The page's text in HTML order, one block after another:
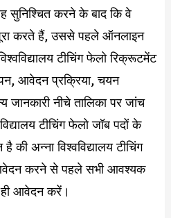
सुनिश्चित करने के बाद कि वे
करते हैं, उससे पहले ऑनलाइन
टीचिंग फेलो रिक्रूटमेंट
आवेदन प्रक्रिया, चयन
जानकारी नीचे तालिका पर जांच
टीचिंग फेलो जॉब पदों के
की अन्ना विश्वविद्यालय टीचिंग
करने से पहले सभी आवश्यक
आवेदन करें।